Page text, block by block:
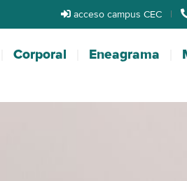
acceso campus CEC |
Corporal Eneagrama